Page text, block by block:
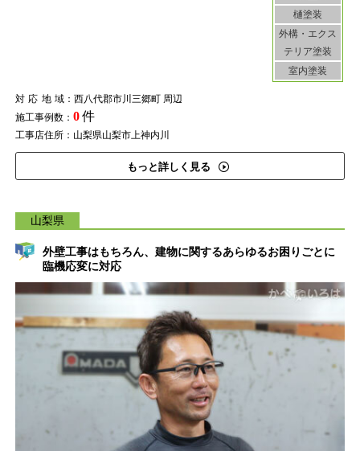
樋塗装
外構・エクス
テリア塗装
室内塗装
対応地域：西八代郡市川三郷町 周辺
施工事例数： 0件
工事店住所：山梨県山梨市上神内川
もっと詳しく見る
山梨県
外壁工事はもちろん、建物に関するあらゆるお困りごとに
臨機応変に対応